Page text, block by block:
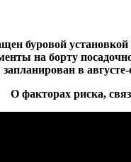
буровой
на борту
запланирован в
О факторах риска,